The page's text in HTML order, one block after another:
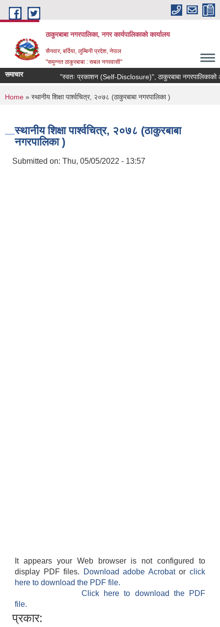
Skip to main content
ठाकुरबाबा नगरपालिका, नगर कार्यपालिकाकाे कार्यालय
सैनवार, बर्दिया, लुम्बिनी प्रदेश, नेपाल
"समुन्‍नत ठाकुरबाबा : सबल नगरवासी"
समाचार "स्वतः प्रकाशन (Self-Disclosure)", ठाकुरबाबा
You are here
Home » स्थानीय शिक्षा पार्श्वचित्र, २०७८ (ठाकुरबाबा नगरपालिका )
स्थानीय शिक्षा पार्श्वचित्र, २०७८ (ठाकुरबाबा
नगरपालिका )
Submitted on: Thu, 05/05/2022 - 13:57
It appears your Web browser is not configured to
display PDF files.
Download adobe Acrobatorclick
here to download the PDF file.
Click here to download the PDF
file.
प्रकार: